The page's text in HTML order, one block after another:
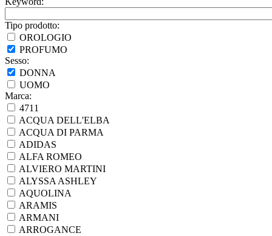
Tipo prodotto:
OROLOGIO
PROFUMO
Sesso:
DONNA
UOMO
Marca:
4711
ACQUA DELL'ELBA
ACQUA DI PARMA
ADIDAS
ALFA ROMEO
ALVIERO MARTINI
ALYSSA ASHLEY
AQUOLINA
ARAMIS
ARMANI
ARROGANCE